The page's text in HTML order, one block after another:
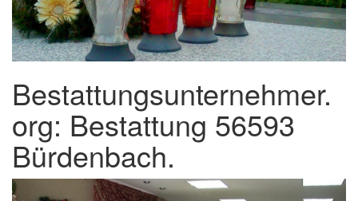
Bestattungsunternehmer.
org: Bestattung 56593
Bürdenbach.